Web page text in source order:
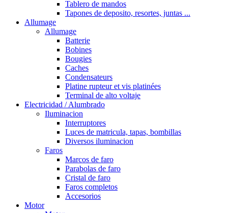
Tablero de mandos
Tapones de deposito, resortes, juntas ...
Allumage
Allumage
Batterie
Bobines
Bougies
Caches
Condensateurs
Platine rupteur et vis platinées
Terminal de alto voltaje
Electricidad / Alumbrado
Iluminacion
Interruptores
Luces de matricula, tapas, bombillas
Diversos iluminacion
Faros
Marcos de faro
Parabolas de faro
Cristal de faro
Faros completos
Accesorios
Motor